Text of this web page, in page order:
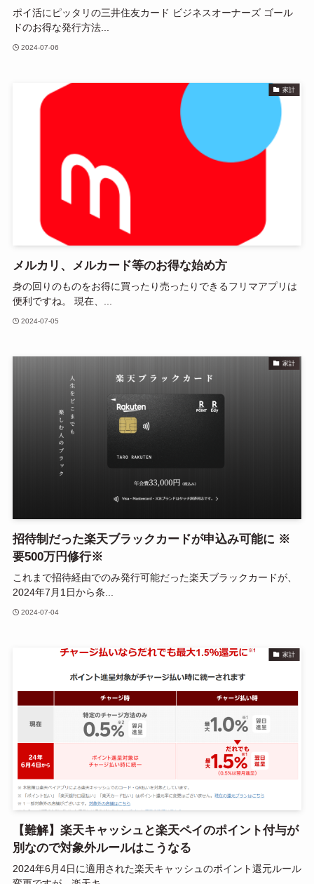
ポイ活にピッタリの三井住友カード ビジネスオーナーズ ゴール
ドのお得な発行方法...
2024-07-06
家計
メルカリ、メルカード等のお得な始め方
身の回りのものをお得に買ったり売ったりできるフリマアプリは
便利ですね。 現在、...
2024-07-05
家計
招待制だった楽天ブラックカードが申込み可能に ※
要500万円修行※
これまで招待経由でのみ発行可能だった楽天ブラックカードが、
2024年7月1日から条...
2024-07-04
家計
【難解】楽天キャッシュと楽天ペイのポイント付与が
別なので対象外ルールはこうなる
2024年6月4日に適用された楽天キャッシュのポイント還元ルール